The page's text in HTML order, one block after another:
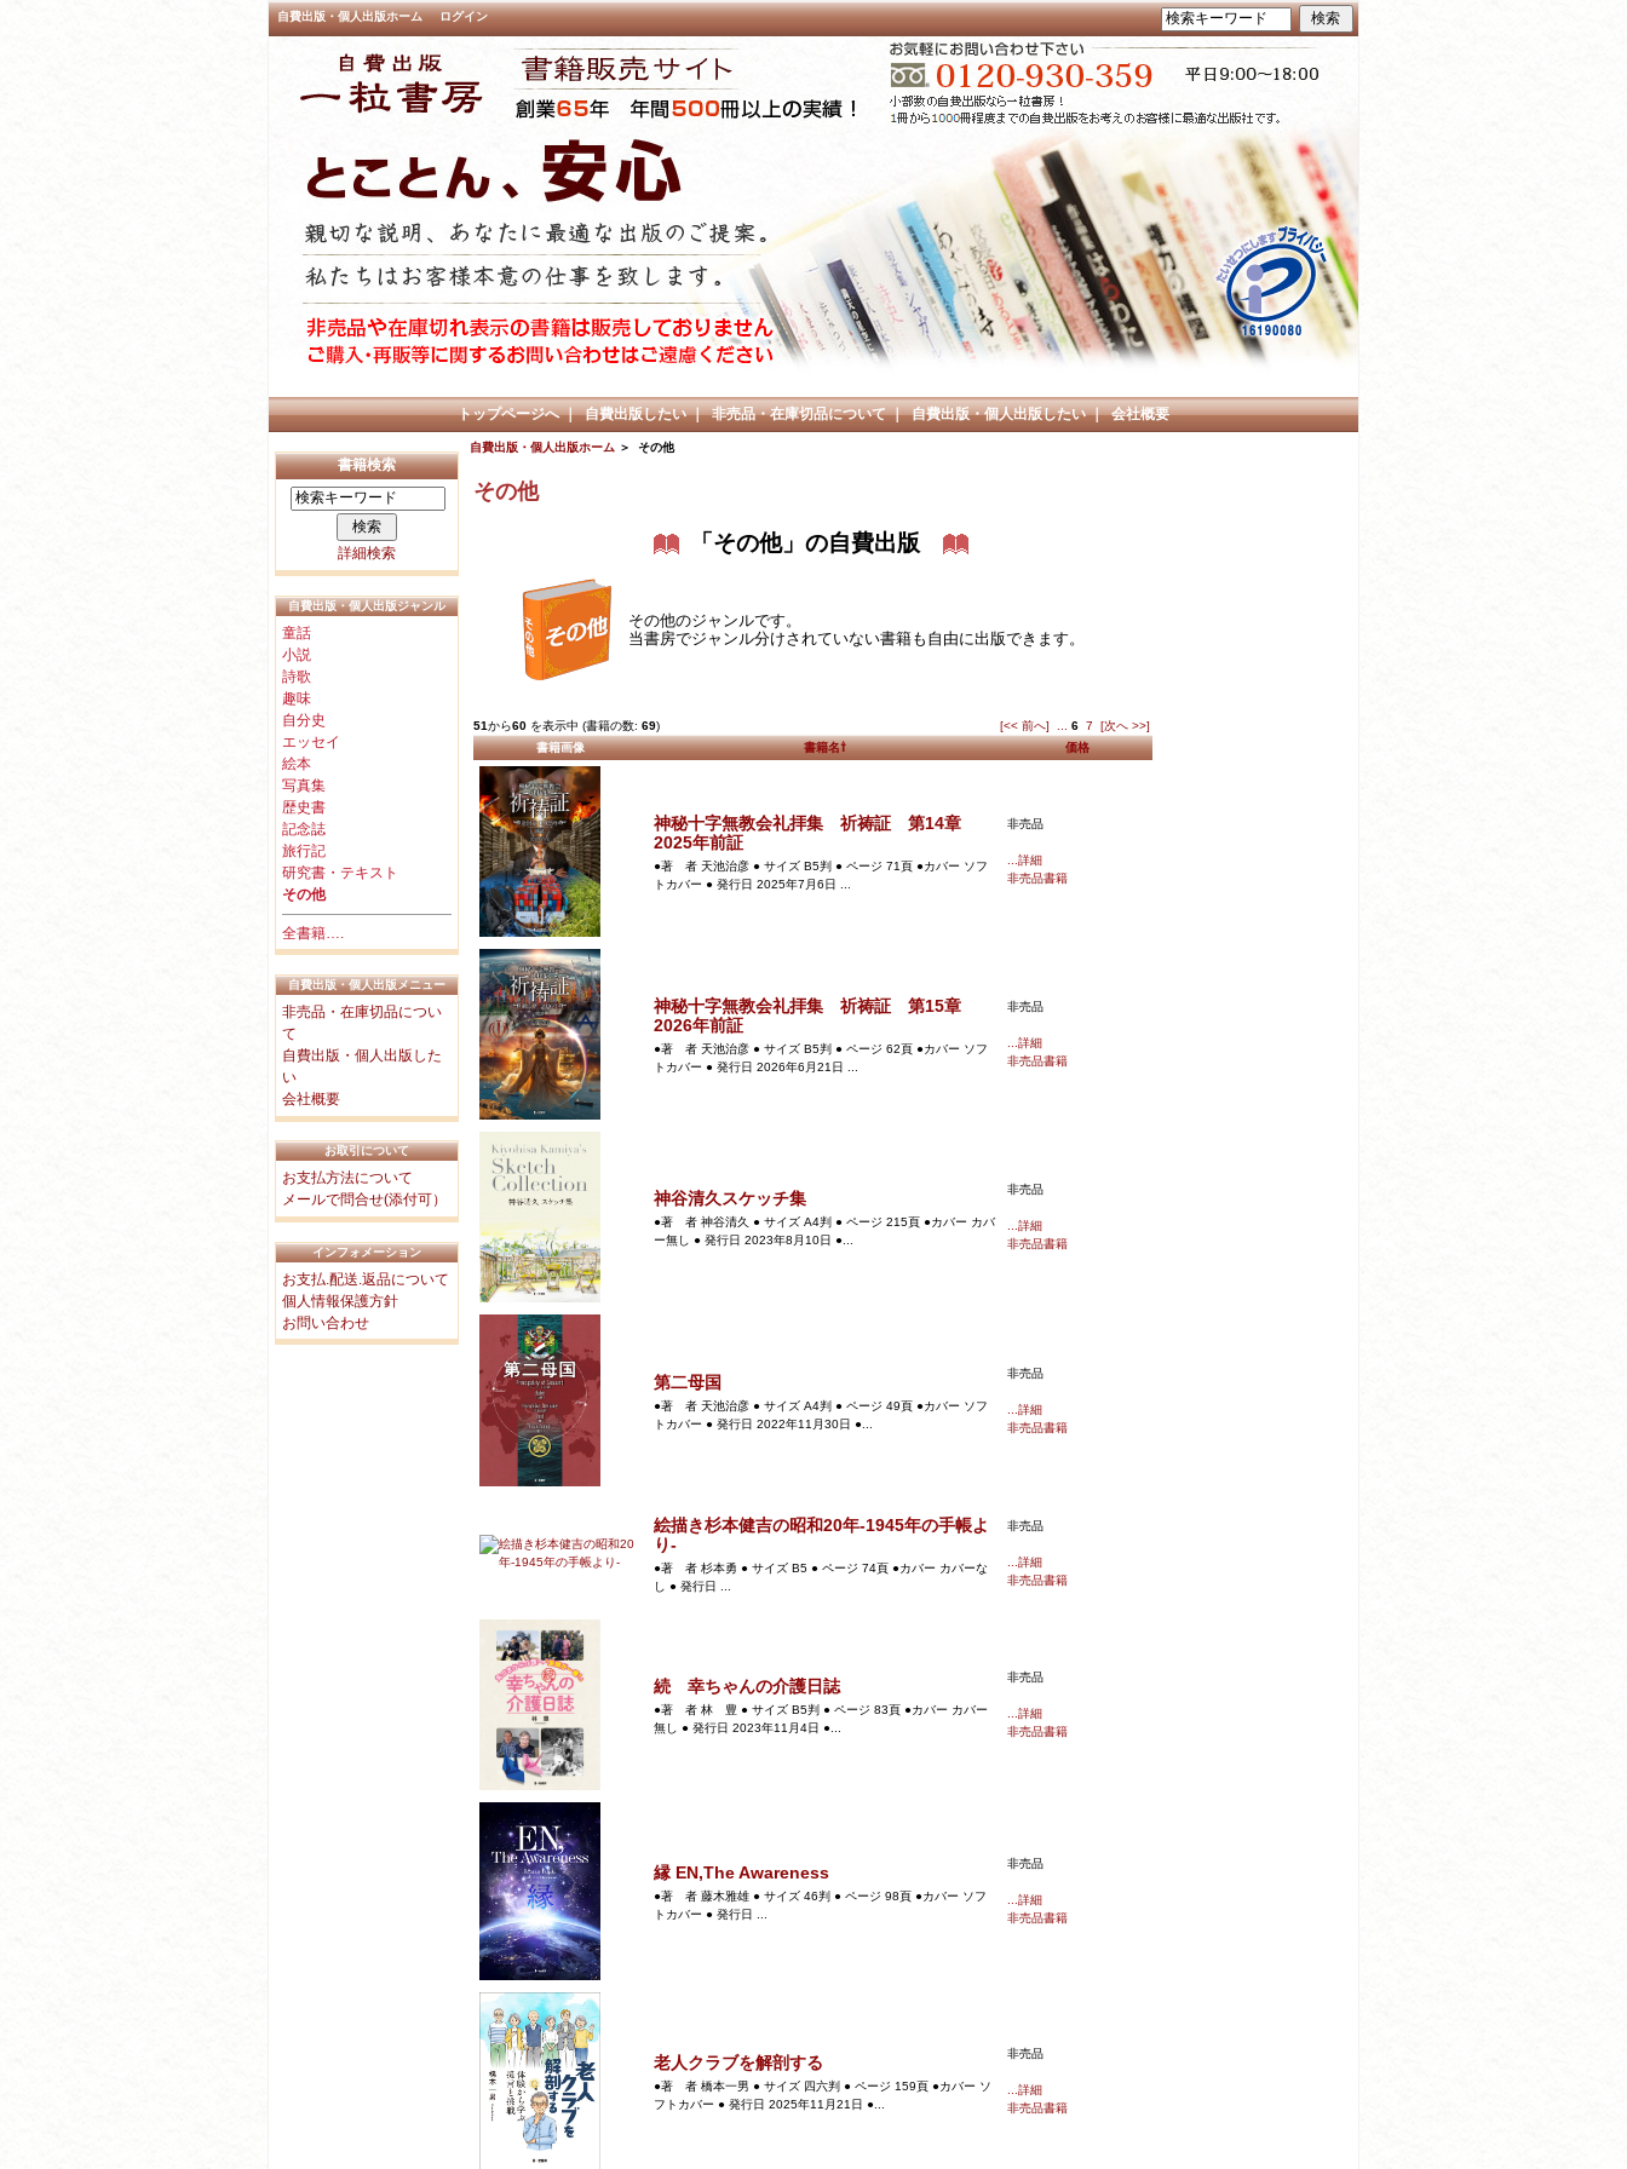
自費出版・個人出版ホーム ログイン
トップページへ｜自費出版したい｜非売品・在庫切品について｜自費出版・個人出版したい｜会社概要
書籍検索
詳細検索
自費出版・個人出版ジャンル
童話
小説
詩歌
趣味
自分史
エッセイ
絵本
写真集
歴史書
記念誌
旅行記
研究書・テキスト
その他
全書籍….
自費出版・個人出版メニュー
非売品・在庫切品につい
て
自費出版・個人出版した
い
会社概要
お取引について
お支払方法について
メールで問合せ(添付可）
インフォメーション
お支払.配送.返品について
個人情報保護方針
お問い合わせ
自費出版・個人出版ホーム＞ その他
その他
「その他」の自費出版
その他のジャンルです。
当書房でジャンル分けされていない書籍も自由に出版できます。
51から60 を表示中 (書籍の数:69) [<< 前へ] 6 7
[次へ >>]
書籍画像
書籍名⇧ 価格
神秘十字無教会礼拝集 祈祷証 第14章
2025年前証
●著 者 天池治彦 ● サイズ B5判 ● ページ 71頁 ●カバー ソフ
トカバー ● 発行日 2025年7月6日 ...
非売品
...詳細
非売品書籍
神秘十字無教会礼拝集 祈祷証 第15章
2026年前証
●著 者 天池治彦 ● サイズ B5判 ● ページ 62頁 ●カバー ソフ
トカバー ● 発行日 2026年6月21日 ...
非売品
...詳細
非売品書籍
神谷清久スケッチ集
●著 者 神谷清久 ● サイズ A4判 ● ページ 215頁 ●カバー カバ
ー無し ● 発行日 2023年8月10日 ●...
非売品
...詳細
非売品書籍
第二母国
●著 者 天池治彦 ● サイズ A4判 ● ページ 49頁 ●カバー ソフ
トカバー ● 発行日 2022年11月30日 ●...
非売品
...詳細
非売品書籍
絵描き杉本健吉の昭和20年-1945年の手帳よ
り-
●著 者 杉本勇 ● サイズ B5 ● ページ 74頁 ●カバー カバーな
し ● 発行日 ...
非売品
...詳細
非売品書籍
続 幸ちゃんの介護日誌
●著 者 林 豊 ● サイズ B5判 ● ページ 83頁 ●カバー カバー
無し ● 発行日 2023年11月4日 ●...
非売品
...詳細
非売品書籍
縁 EN,The Awareness
●著 者 藤木雅雄 ● サイズ 46判 ● ページ 98頁 ●カバー ソフ
トカバー ● 発行日 ...
非売品
...詳細
非売品書籍
老人クラブを解剖する
●著 者 橋本一男 ● サイズ 四六判 ● ページ 159頁 ●カバー ソ
フトカバー ● 発行日 2025年11月21日 ●...
非売品
...詳細
非売品書籍